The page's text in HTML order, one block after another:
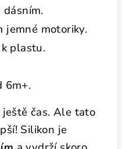
dásním.
jemné motoriky.
plastu.
6m+.
čas. Ale tato
Silikon je